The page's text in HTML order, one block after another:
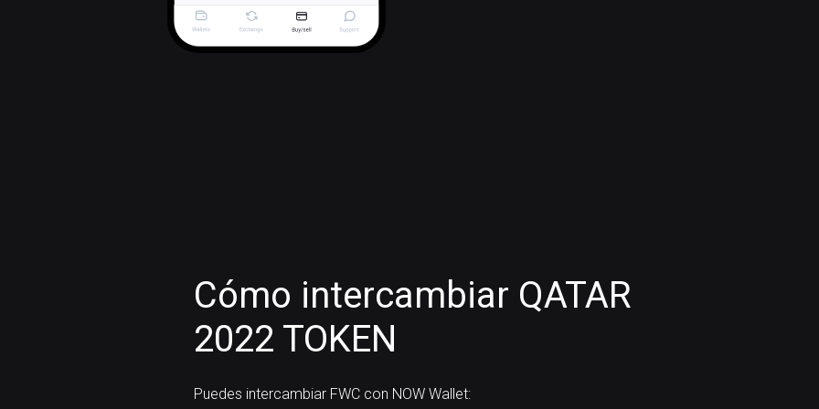
Cómo intercambiar QATAR
2022 TOKEN
Puedes intercambiar FWC con NOW Wallet: